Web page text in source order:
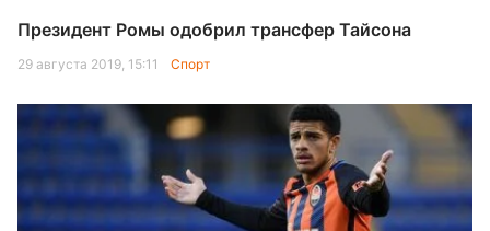
Президент Ромы одобрил трансфер Тайсона
29 августа 2019, 15:11 Спорт